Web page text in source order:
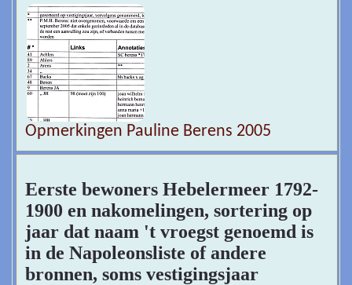
Opmerkingen Pauline Berens 2005
Eerste bewoners Hebelermeer 1792-
1900 en nakomelingen, sortering op
jaar dat naam 't vroegst genoemd is
in de Napoleonsliste of andere
bronnen, soms vestigingsjaar